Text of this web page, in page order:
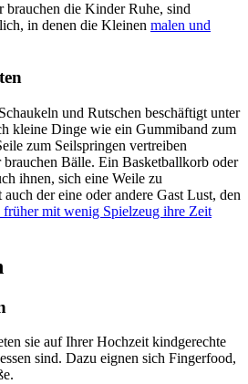
brauchen die Kinder Ruhe, sind
in denen die Kleinen malen und
und Rutschen beschäftigt unter
kleine Dinge wie ein Gummiband zum
zum Seilspringen vertreiben
Bälle. Ein Basketballkorb oder
ihnen, sich eine Weile zu
der eine oder andere Gast Lust, den
früher mit wenig Spielzeug ihre Zeit
sie auf Ihrer Hochzeit kindgerechte
sind. Dazu eignen sich Fingerfood,